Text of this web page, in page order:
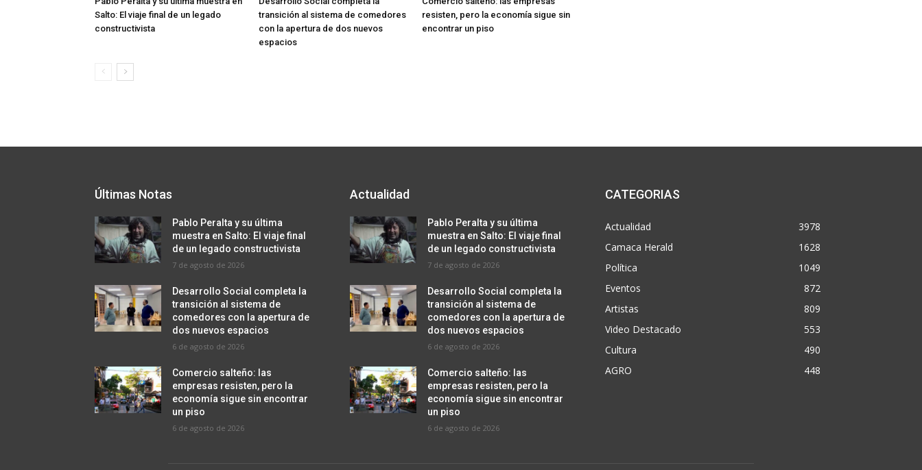
Salto: El viaje final de un legado
constructivista
transición al sistema de comedores
con la apertura de dos nuevos
espacios
resisten, pero la economía sigue sin
encontrar un piso
Últimas Notas
Pablo Peralta y su última
muestra en Salto: El viaje final
de un legado constructivista
7 de agosto de 2026
Desarrollo Social completa la
transición al sistema de
comedores con la apertura de
dos nuevos espacios
6 de agosto de 2026
Comercio salteño: las
empresas resisten, pero la
economía sigue sin encontrar
un piso
6 de agosto de 2026
Actualidad
Pablo Peralta y su última
muestra en Salto: El viaje final
de un legado constructivista
7 de agosto de 2026
Desarrollo Social completa la
transición al sistema de
comedores con la apertura de
dos nuevos espacios
6 de agosto de 2026
Comercio salteño: las
empresas resisten, pero la
economía sigue sin encontrar
un piso
6 de agosto de 2026
CATEGORIAS
Actualidad
3978
Camaca Herald
1628
Política
1049
Eventos
872
Artistas
809
Video Destacado
553
Cultura
490
AGRO
448